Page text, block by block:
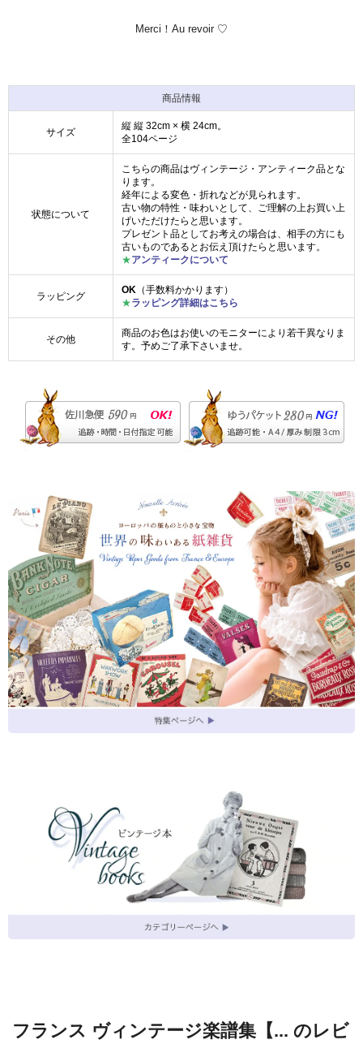
Merci！Au revoir ♡
商品情報
サイズ
縦 縦 32cm × 横 24cm。
全104ページ
状態について
こちらの商品はヴィンテージ・アンティーク品とな
ります。
経年による変色・折れなどが見られます。
古い物の特性・味わいとして、ご理解の上お買い上
げいただけたらと思います。
プレゼント品としてお考えの場合は、相手の方にも
古いものであるとお伝え頂けたらと思います。
★アンティークについて
ラッピング
OK （手数料かかります）
★ラッピング詳細はこちら
その他
商品のお色はお使いのモニターにより若干異なりま
す。予めご了承下さいませ。
フランス ヴィンテージ楽譜集【... のレビ